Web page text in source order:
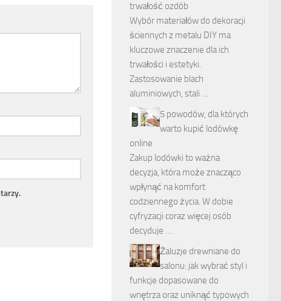
trwałość ozdób
Wybór materiałów do dekoracji
ściennych z metalu DIY ma
kluczowe znaczenie dla ich
trwałości i estetyki.
Zastosowanie blach
aluminiowych, stali …
5 powodów, dla których
warto kupić lodówkę
online
Zakup lodówki to ważna
decyzja, która może znacząco
wpłynąć na komfort
codziennego życia. W dobie
cyfryzacji coraz więcej osób
decyduje …
Żaluzje drewniane do
salonu: jak wybrać styl i
funkcje dopasowane do
wnętrza oraz uniknąć typowych